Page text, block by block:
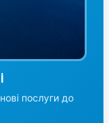
послуги до